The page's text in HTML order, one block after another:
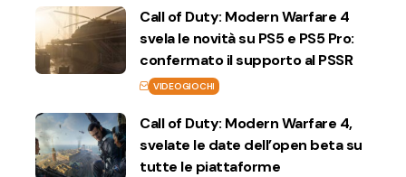
Call of Duty: Modern Warfare 4
svela le novità su PS5 e PS5 Pro:
confermato il supporto al PSSR
VIDEOGIOCHI
Call of Duty: Modern Warfare 4,
svelate le date dell’open beta su
tutte le piattaforme